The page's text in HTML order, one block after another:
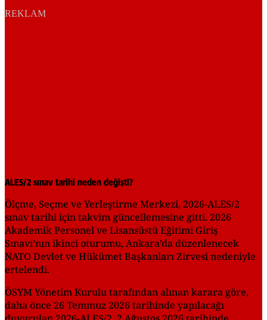
REKLAM
ALES/2 sınav tarihi neden değişti?
Ölçme, Seçme ve Yerleştirme Merkezi, 2026-ALES/2
sınav tarihi için takvim güncellemesine gitti. 2026
Akademik Personel ve Lisansüstü Eğitimi Giriş
Sınavı’nın ikinci oturumu, Ankara’da düzenlenecek
NATO Devlet ve Hükümet Başkanları Zirvesi nedeniyle
ertelendi.
ÖSYM Yönetim Kurulu tarafından alınan karara göre,
daha önce 26 Temmuz 2026 tarihinde yapılacağı